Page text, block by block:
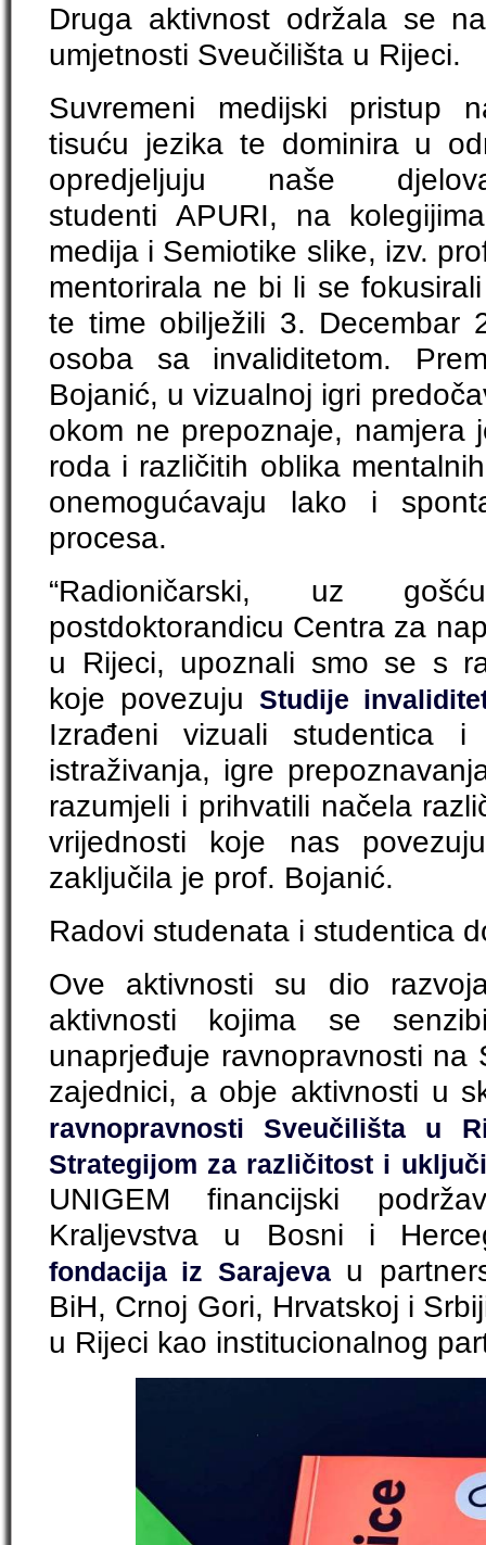
Druga aktivnost održala se
umjetnosti Sveučilišta u Rijeci.
Suvremeni medijski pristup
tisuću jezika te dominira u
opredjeljuju naše
studenti APURI, na
medija i Semiotike slike, izv.
mentorirala ne bi li se
te time obilježili 3. Decembar
osoba sa invaliditetom.
Bojanić, u vizualnoj igri
okom ne prepoznaje, namjera
roda i različitih oblika
onemogućavaju lako i
procesa.
“Radioničarski, uz
postdoktorandicu Centra za
u Rijeci, upoznali smo se s
koje povezuju Studije
Izrađeni vizuali studentica
istraživanja, igre
razumjeli i prihvatili načela
vrijednosti koje nas
zaključila je prof. Bojanić.
Radovi studenata i studentica
Ove aktivnosti su dio
aktivnosti kojima se
unaprjeđuje ravnopravnosti na
zajednici, a obje aktivnosti u
ravnopravnosti Sveučilišta u
Strategijom za različitost i
UNIGEM financijski
Kraljevstva u Bosni i
fondacija iz Sarajevau
BiH, Crnoj Gori, Hrvatskoj i
u Rijeci kao institucionalnog